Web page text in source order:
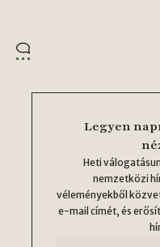
Legyen
Heti
nemzetközi
véleményekből
e-mail címét, és